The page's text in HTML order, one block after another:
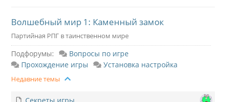
Волшебный мир 1: Каменный замок
Партийная РПГ в таинственном мире
Подфорумы:
Вопросы по игре
Прохождение игры
Установка настройка
Недавние темы
Секреты игры